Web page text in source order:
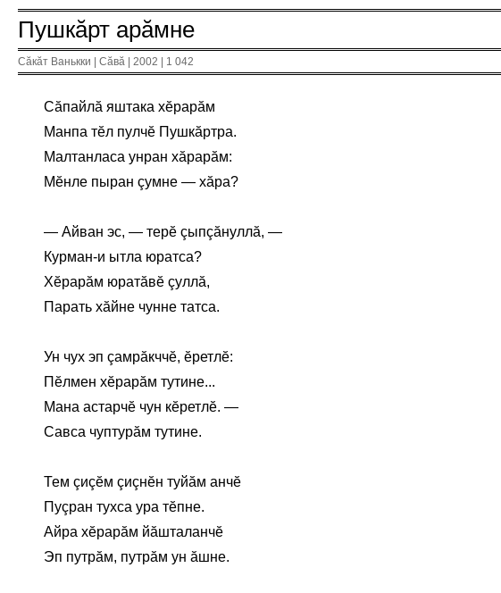
Пушкăрт арăмне
Сăкăт Ванькки | Сăвă | 2002 | 1 042
Сăпайлă яштака хĕрарăм
Манпа тĕл пулчĕ Пушкăртра.
Малтанласа унран хăрарăм:
Мĕнле пыран çумне — хăра?
— Айван эс, — терĕ çыпçăнуллă, —
Курман-и ытла юратса?
Хĕрарăм юратăвĕ çуллă,
Парать хăйне чунне татса.
Ун чух эп çамрăкччĕ, ĕретлĕ:
Пĕлмен хĕрарăм тутине...
Мана астарчĕ чун кĕретлĕ. —
Савса чуптурăм тутине.
Тем çиçĕм çиçнĕн туйăм анчĕ
Пуçран тухса ура тĕпне.
Айра хĕрарăм йăшталанчĕ
Эп путрăм, путрăм ун ăшне.